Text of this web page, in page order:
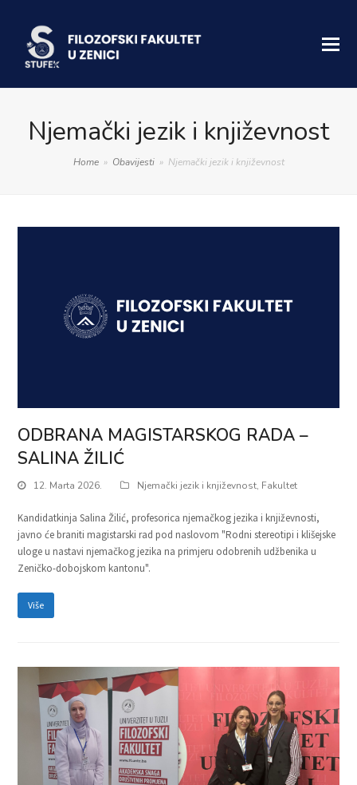
Njemački jezik i književnost
Home » Obavijesti » Njemački jezik i književnost
ODBRANA MAGISTARSKOG RADA –
SALINA ŽILIĆ
12. Marta 2026. Njemački jezik i književnost, Fakultet
Kandidatkinja Salina Žilić, profesorica njemačkog jezika i književnosti,
javno će braniti magistarski rad pod naslovom "Rodni stereotipi i klišejske
uloge u nastavi njemačkog jezika na primjeru odobrenih udžbenika u
Zeničko-dobojskom kantonu".
Više